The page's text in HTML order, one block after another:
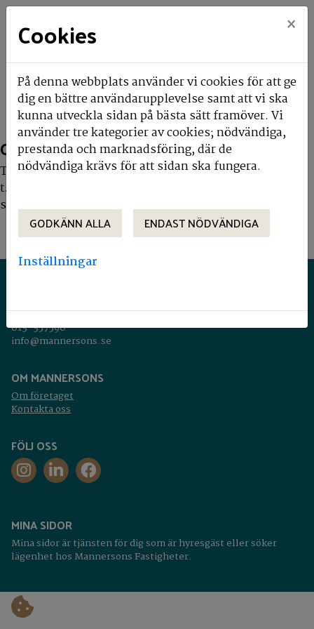
Hem Ledigt just nu Objektsdetalj
Objektsdetalj
Objektet kan ej visas
Tyvärr kan inte objektet du efterfrågade visas. Det kan
t.ex. bero på att det inte längre finns tillgängligt att
söka.
582 20 Linköping
013-357590
info@mannersons.se
OM MANNERSONS
Om företaget
Kontakta oss
FÖLJ OSS
MINA SIDOR
Mina sidor är tjänsten för dig som är hyresgäst eller söker
lägenhet hos Mannersons Fastigheter.
Cookies ×
På denna webbplats använder vi cookies för att ge
dig en bättre användarupplevelse samt att vi ska
kunna utveckla sidan på bästa sätt framöver. Vi
använder tre kategorier av cookies; nödvändiga,
prestanda och marknadsföring, där de
nödvändiga krävs för att sidan ska fungera.
GODKÄNN ALLA ENDAST NÖDVÄNDIGA
Inställningar